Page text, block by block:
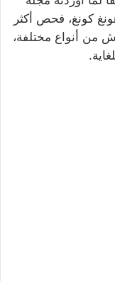
كونغ، فحص أكثر
من أنواع مختلفة،